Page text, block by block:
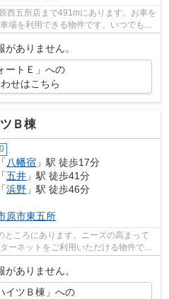
西五所店まで491mにあります。お車を
場を利用できる物件です。いつでも快
...
がありません。
ートＥ」への
せはこちら
Ｂ棟
「八幡宿 」駅 徒歩17分
「五井 」駅 徒歩41分
「浜野 」駅 徒歩46分
原市東五所
ころにあります。ニーズの高まって
ーネットをご利用いただける物件で
がありません。
イツＢ棟」への